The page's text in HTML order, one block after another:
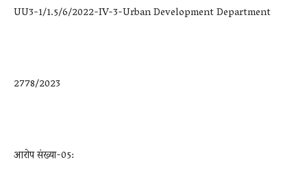
UU3-1/1.5/6/2022-IV-3-Urban Development Department
2778/2023
आरोप संख्या-05: